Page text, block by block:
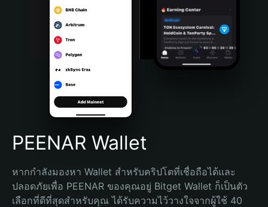
Português (Portugal)
Bahasa Indonesia
Português (Brasil)
Español (Argentina)
PEENAR Wallet
หากกำลังมองหา Wallet สำหรับคริปโตที่เชื่อถือได้และ
ปลอดภัยเพื่อ PEENAR ของคุณอยู่ Bitget Wallet ก็เป็นตัว
เลือกที่ดีที่สุดสำหรับคุณ ได้รับความไว้วางใจจากผู้ใช้ 40